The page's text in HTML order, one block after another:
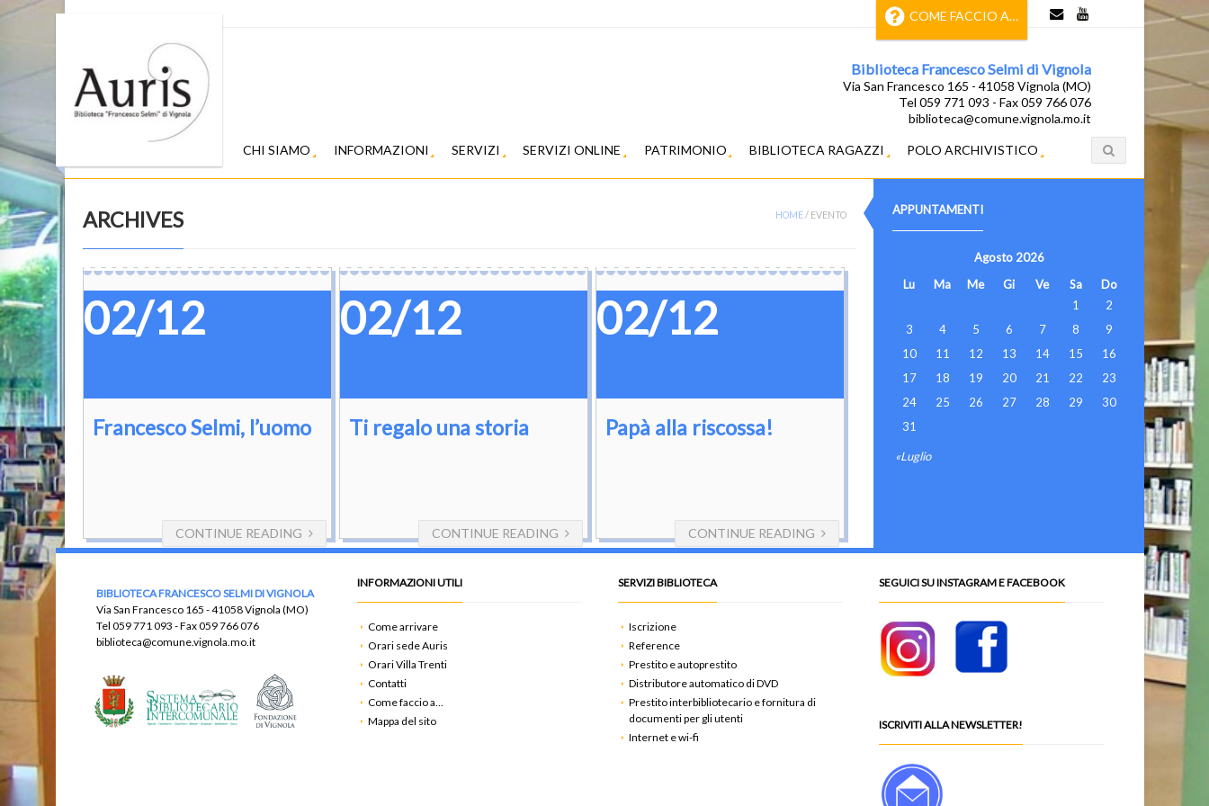
COME FACCIO A…
Biblioteca Francesco Selmi di Vignola
Via San Francesco 165 - 41058 Vignola (MO)
Tel 059 771 093 - Fax 059 766 076
biblioteca@comune.vignola.mo.it
CHI SIAMO INFORMAZIONI SERVIZI SERVIZI ONLINE PATRIMONIO BIBLIOTECA RAGAZZI POLO ARCHIVISTICO
APPUNTAMENTI
Agosto 2026
Lu
Ma Me Gi Ve Sa
Do
1
2
3
4 5 6 7 8
9
10
11 12 13 14 15
16
17
18 19 20 21 22
23
24
25 26 27 28 29
30
31
«Luglio
HOME/ EVENTO
ARCHIVES
02/12
Francesco Selmi, l’uomo
CONTINUE READING
02/12
Ti regalo una storia
CONTINUE READING
02/12
Papà alla riscossa!
CONTINUE READING
BIBLIOTECA FRANCESCO SELMI DI VIGNOLA
Via San Francesco 165 - 41058 Vignola (MO)
Tel 059 771 093 - Fax059 766 076
biblioteca@comune.vignola.mo.it
INFORMAZIONI UTILI
Come arrivare
Orari sede Auris
Orari Villa Trenti
Contatti
Come faccio a…
Mappa del sito
SERVIZI BIBLIOTECA
Iscrizione
Reference
Prestito e autoprestito
Distributore automatico di DVD
Prestito interbibliotecario e fornitura di
documenti per gli utenti
Internet e wi-fi
SEGUICI SU INSTAGRAM E FACEBOOK
ISCRIVITI ALLA NEWSLETTER!